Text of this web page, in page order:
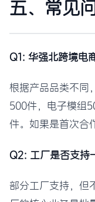
五、常见
Q1: 华强北跨境电
根据产品品类不同
500件，电子模组
件。如果是首次合
Q2: 工厂是否支持
部分工厂支持，但